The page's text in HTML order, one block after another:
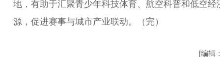
地，有助于汇聚青少年科技体育、航空科普和低空经
源，促进赛事与城市产业联动。（完）
[编辑